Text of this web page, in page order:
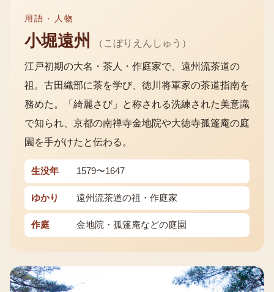
用語 · 人物
小堀遠州 （ こぼりえんしゅう ）
江戸初期の大名・茶人・作庭家で、遠州流茶道の
祖。古田織部に茶を学び、徳川将軍家の茶道指南を
務めた。「綺麗さび」と称される洗練された美意識
で知られ、京都の南禅寺金地院や大徳寺孤篷庵の庭
園を手がけたと伝わる。
生没年 1579〜1647
ゆかり 遠州流茶道の祖・作庭家
作庭 金地院・孤篷庵などの庭園